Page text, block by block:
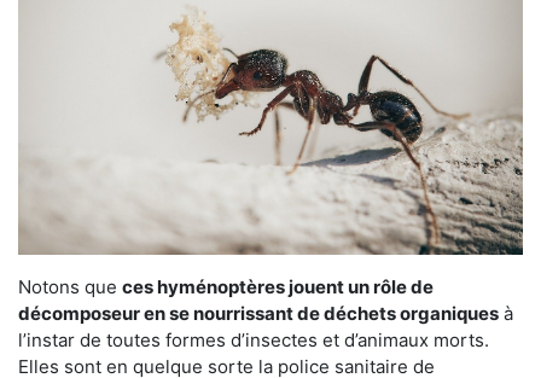
Notons que ces hyménoptères jouent un rôle de
décomposeur en se nourrissant de déchets organiques à
l’instar de toutes formes d’insectes et d’animaux morts.
Elles sont en quelque sorte la police sanitaire de